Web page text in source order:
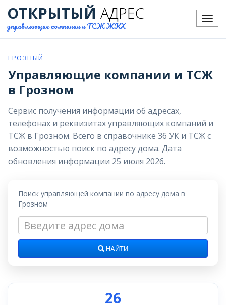
Меню
ОТКРЫТЫЙ АДРЕС
управляющие компании и ТСЖ ЖКХ
ГРОЗНЫЙ
Управляющие компании и ТСЖ
в Грозном
Сервис получения информации об адресах,
телефонах и реквизитах управляющих компаний и
ТСЖ в Грозном. Всего в справочнике 36 УК и ТСЖ с
возможностью поиск по адресу дома. Дата
обновления информации 25 июля 2026.
Поиск управляющей компании по адресу дома в
Грозном
НАЙТИ
26